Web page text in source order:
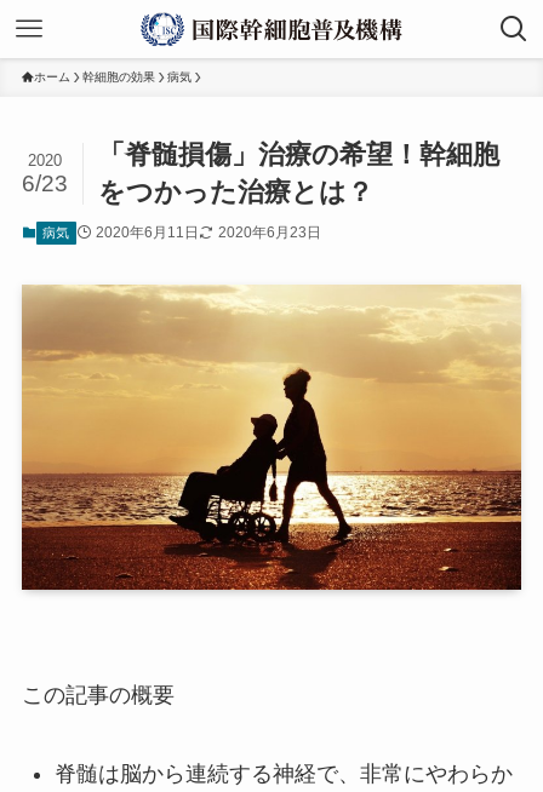
ホーム 幹細胞の効果 病気
「脊髄損傷」治療の希望！幹細胞
をつかった治療とは？
2020
6/23
病気 2020年6月11日 2020年6月23日
この記事の概要
脊髄は脳から連続する神経で、非常にやわらか